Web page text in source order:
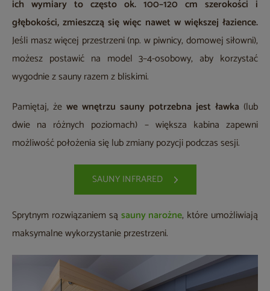
ich wymiary to często ok. 100–120 cm szerokości i
głębokości, zmieszczą się więc nawet w większej łazience.
Jeśli masz więcej przestrzeni (np. w piwnicy, domowej siłowni),
możesz postawić na model 3–4-osobowy, aby korzystać
wygodnie z sauny razem z bliskimi.
Pamiętaj, że we wnętrzu sauny potrzebna jest ławka (lub
dwie na różnych poziomach) – większa kabina zapewni
możliwość położenia się lub zmiany pozycji podczas sesji.
SAUNY INFRARED
Sprytnym rozwiązaniem sąsauny narożne, które umożliwiają
maksymalne wykorzystanie przestrzeni.